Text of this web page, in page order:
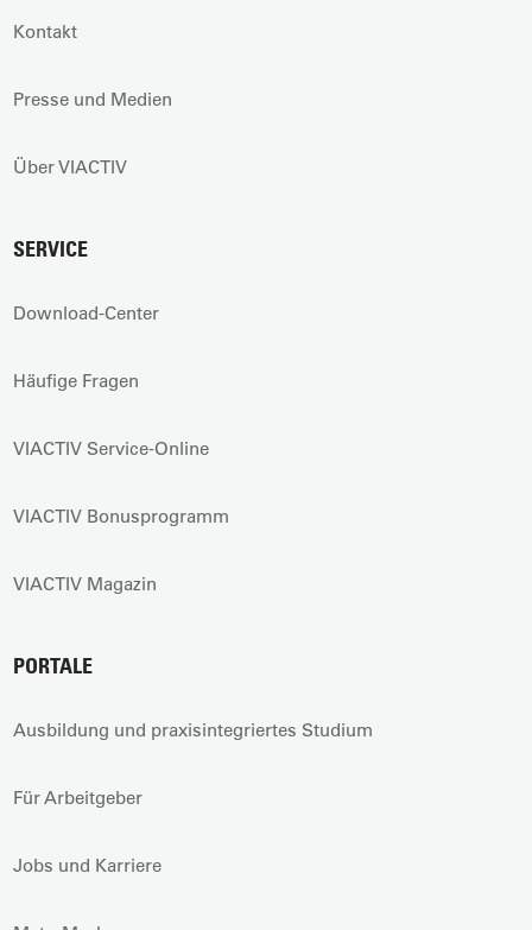
Kontakt
Presse und Medien
Über VIACTIV
SERVICE
Download-Center
Häufige Fragen
VIACTIV Service-Online
VIACTIV Bonusprogramm
VIACTIV Magazin
PORTALE
Ausbildung und praxisintegriertes Studium
Für Arbeitgeber
Jobs und Karriere